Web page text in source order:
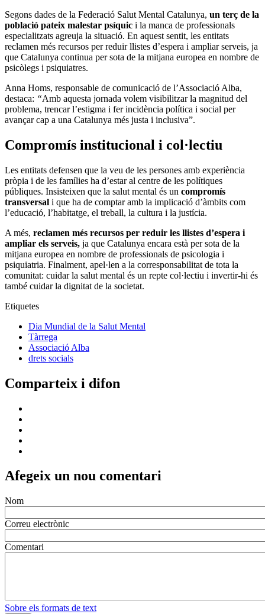
Segons dades de la Federació Salut Mental Catalunya, un terç de la
població pateix malestar psíquic i la manca de professionals
especialitzats agreuja la situació. En aquest sentit, les entitats
reclamen més recursos per reduir llistes d’espera i ampliar serveis, ja
que Catalunya continua per sota de la mitjana europea en nombre de
psicòlegs i psiquiatres.
Anna Homs, responsable de comunicació de l’Associació Alba,
destaca: “Amb aquesta jornada volem visibilitzar la magnitud del
problema, trencar l’estigma i fer incidència política i social per
avançar cap a una Catalunya més justa i inclusiva”.
Compromís institucional i col·lectiu
Les entitats defensen que la veu de les persones amb experiència
pròpia i de les famílies ha d’estar al centre de les polítiques
públiques. Insisteixen que la salut mental és un compromís
transversal i que ha de comptar amb la implicació d’àmbits com
l’educació, l’habitatge, el treball, la cultura i la justícia.
A més, reclamen més recursos per reduir les llistes d’espera i
ampliar els serveis, ja que Catalunya encara està per sota de la
mitjana europea en nombre de professionals de psicologia i
psiquiatria. Finalment, apel·len a la corresponsabilitat de tota la
comunitat: cuidar la salut mental és un repte col·lectiu i invertir-hi és
també cuidar la dignitat de la societat.
Etiquetes
Dia Mundial de la Salut Mental
Tàrrega
Associació Alba
drets socials
Comparteix i difon
Afegeix un nou comentari
Nom
Correu electrònic
Comentari
Sobre els formats de text